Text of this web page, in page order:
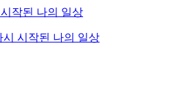
시작된 나의 일상